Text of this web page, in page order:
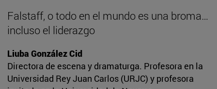
Falstaff, o todo en el mundo es una broma…
incluso el liderazgo
Liuba González Cid
Directora de escena y dramaturga. Profesora en la
Universidad Rey Juan Carlos (URJC) y profesora